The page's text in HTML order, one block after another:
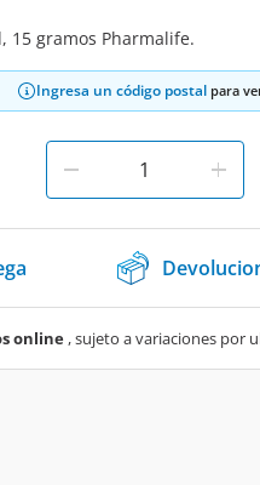
15 gramos Pharmalife.
Ingresa un código postal para
online, sujeto a variaciones por